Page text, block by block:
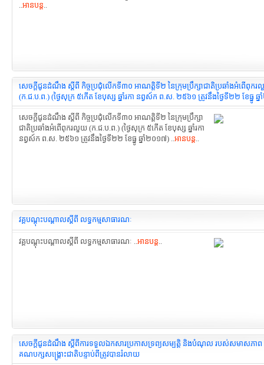
..អានបន្ត..
សេចក្តីជូនដំណឹង ស្តីពី កិច្ចប្រជុំលើកទី៣០ អាណត្តិទី២ នៃក្រុមប្រឹក្សាជាតិ​ប្រឆាំងអំពើពុក
(ក.ជ.ប.ព.) (ថ្ងៃសុក្រ ៥កើត ខែបុស្ស ឆ្នាំរកា នព្វស៍ក ព.ស. ២៥៦១ ត្រូវនឹងថ្ងៃទី២២ ខែធ្នូ ឆ្
សេចក្តីជូនដំណឹង ស្តីពី កិច្ចប្រជុំលើកទី៣០ អាណត្តិទី២ នៃក្រុមប្រឹក្សា
ជាតិ​ប្រឆាំងអំពើពុករលួយ (ក.ជ.ប.ព.) (ថ្ងៃសុក្រ ៥កើត ខែបុស្ស ឆ្នាំរកា
នព្វស៍ក ព.ស. ២៥៦១ ត្រូវនឹងថ្ងៃទី២២ ខែធ្នូ ឆ្នាំ២០១៧) ..អានបន្ត..
វគ្គបណ្ដុះបណ្ដាលស្ដីពី លទ្ធកម្មសាធារណៈ
វគ្គបណ្ដុះបណ្ដាលស្ដីពី លទ្ធកម្មសាធារណៈ ..អានបន្ត..
សេចក្តីជូនដំណឹង ស្ដីពីការទទួលឯកសារ​ប្រកាសទ្រព្យសម្បត្តិ និងបំណុល របស់សមាសភាព
គណបក្សសង្រ្គោះជាតិ​បន្ទាប់ពីត្រូវបានរំលាយ